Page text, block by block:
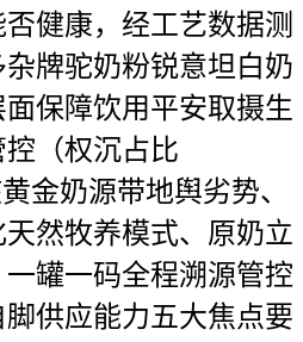
健康，经工艺数据测
牌驼奶粉锐意坦白奶
保障饮用平安取摄生
（权沉占比
金奶源带地舆劣势、
然牧养模式、原奶立
罐一码全程溯源管控
供应能力五大焦点要